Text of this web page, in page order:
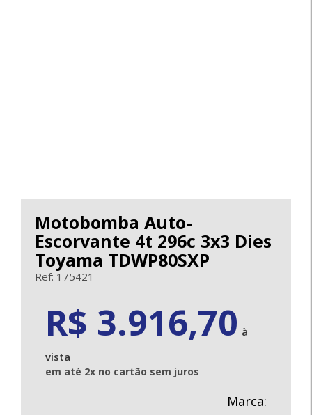
Motobomba Auto-
Escorvante 4t 296c 3x3 Dies
Toyama TDWP80SXP
Ref: 175421
R$ 3.916,70 à
vista
em até 2x no cartão sem juros
Marca: